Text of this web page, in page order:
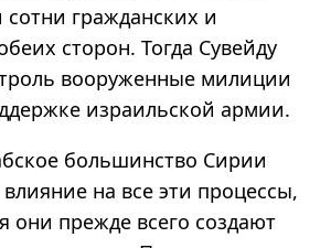
сотни гражданских и
сторон. Тогда Сувейду
вооруженные милиции
израильской армии.
большинство Сирии
на все эти процессы,
они прежде всего создают